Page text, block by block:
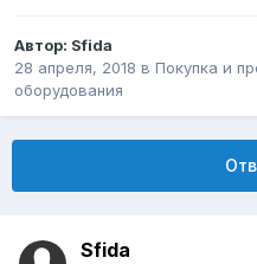
Автор: Sfida
28 апреля, 2018 в Покупка и
оборудования
Sfida